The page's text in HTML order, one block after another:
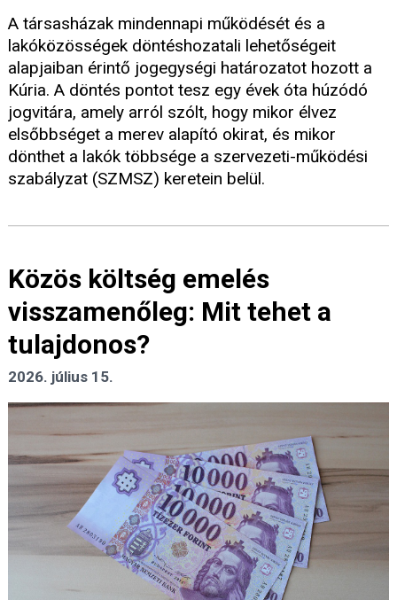
A társasházak mindennapi működését és a
lakóközösségek döntéshozatali lehetőségeit
alapjaiban érintő jogegységi határozatot hozott a
Kúria. A döntés pontot tesz egy évek óta húzódó
jogvitára, amely arról szólt, hogy mikor élvez
elsőbbséget a merev alapító okirat, és mikor
dönthet a lakók többsége a szervezeti-működési
szabályzat (SZMSZ) keretein belül.
Közös költség emelés
visszamenőleg: Mit tehet a
tulajdonos?
2026. július 15.